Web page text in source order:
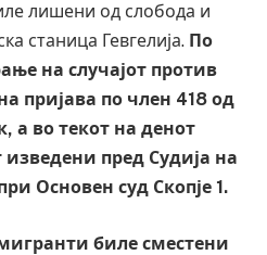
лишени од слобода и
станица Гевгелија. По
на случајот против
пријава по член 418 од
а во текот на денот
пред Судија на
Основен суд Скопје 1.
биле сместени